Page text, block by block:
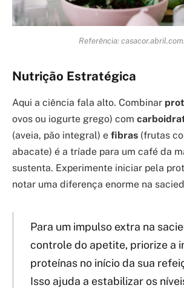
Referência:
Nutrição Estratégica
Aqui a ciência fala alto. Combinar
ovos ou iogurte grego) com
(aveia, pão integral) e fibras (frutas
abacate) é a tríade para um café da
sustenta. Experimente iniciar pela
notar uma diferença enorme na
Para um impulso extra na
controle do apetite, priorize a
proteínas no início da sua
Isso ajuda a estabilizar os